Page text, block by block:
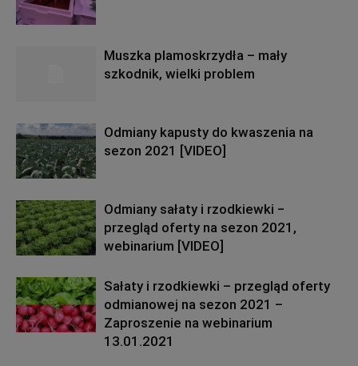
Muszka plamoskrzydła – mały
szkodnik, wielki problem
Odmiany kapusty do kwaszenia na
sezon 2021 [VIDEO]
Odmiany sałaty i rzodkiewki −
przegląd oferty na sezon 2021,
webinarium [VIDEO]
Sałaty i rzodkiewki – przegląd oferty
odmianowej na sezon 2021 –
Zaproszenie na webinarium
13.01.2021